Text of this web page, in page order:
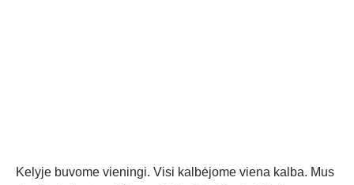
Kelyje buvome vieningi. Visi kalbėjome viena kalba. Mus